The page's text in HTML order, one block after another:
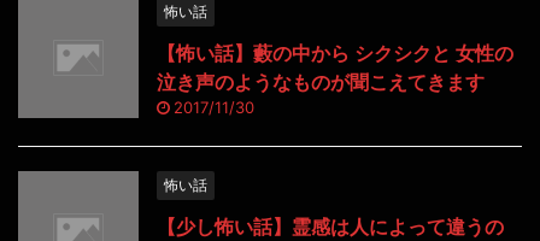
怖い話
【怖い話】藪の中から シクシクと 女性の
泣き声のようなものが聞こえてきます
2017/11/30
怖い話
【少し怖い話】霊感は人によって違うの